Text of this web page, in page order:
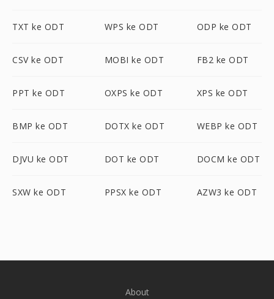
TXT ke ODT WPS ke ODT ODP ke ODT
CSV ke ODT MOBI ke ODT FB2 ke ODT
PPT ke ODT OXPS ke ODT XPS ke ODT
BMP ke ODT DOTX ke ODT WEBP ke ODT
DJVU ke ODT DOT ke ODT DOCM ke ODT
SXW ke ODT PPSX ke ODT AZW3 ke ODT
About